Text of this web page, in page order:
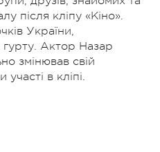
після кліпу «Кіно».
України,
гурту. Актор Назар
змінював свій
в кліпі.